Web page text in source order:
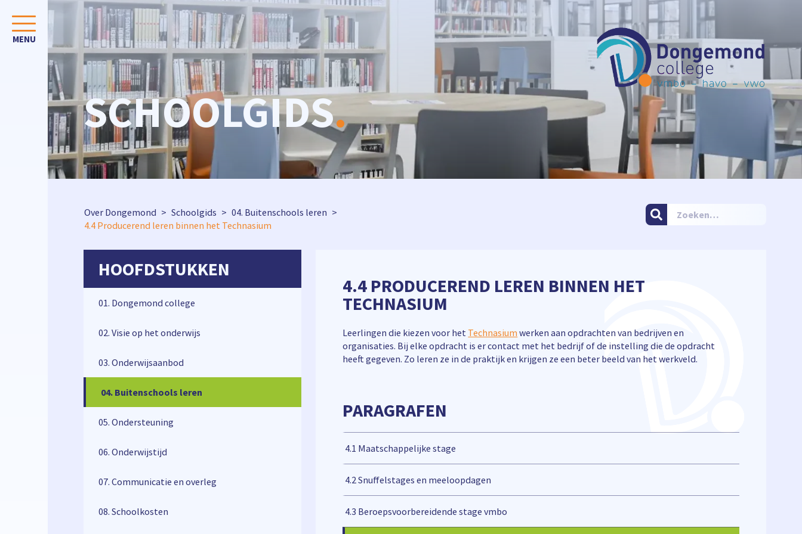
SCHOOLGIDS.
Over Dongemond Schoolgids
04. Buitenschools leren
4.4 Producerend leren binnen het Technasium
HOOFDSTUKKEN
01. Dongemond college
02. Visie op het onderwijs
03. Onderwijsaanbod
04. Buitenschools leren
04. Buitenschools leren
05. Ondersteuning
06. Onderwijstijd
07. Communicatie en overleg
08. Schoolkosten
4.4 PRODUCEREND LEREN BINNEN HET
TECHNASIUM
Leerlingen die kiezen voor het Technasium werken aan opdrachten van bedrijven en
organisaties. Bij elke opdracht is er contact met het bedrijf of de instelling die de opdracht
heeft gegeven. Zo leren ze in de praktijk en krijgen ze een beter beeld van het werkveld.
PARAGRAFEN
4.1 Maatschappelijke stage
4.2 Snuffelstages en meeloopdagen
4.3 Beroepsvoorbereidende stage vmbo